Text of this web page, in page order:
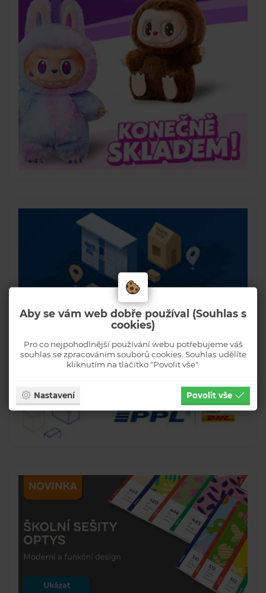
Aby se vám web dobře používal (Souhlas s
cookies)
Pro co nejpohodlnější používání webu potřebujeme váš
souhlas se zpracováním souborů cookies. Souhlas udělíte
kliknutím na tlačítko "Povolit vše".
Nastavení Povolit vše